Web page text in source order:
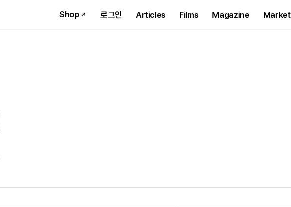
Shop 로그인 Articles Films Magazine Market